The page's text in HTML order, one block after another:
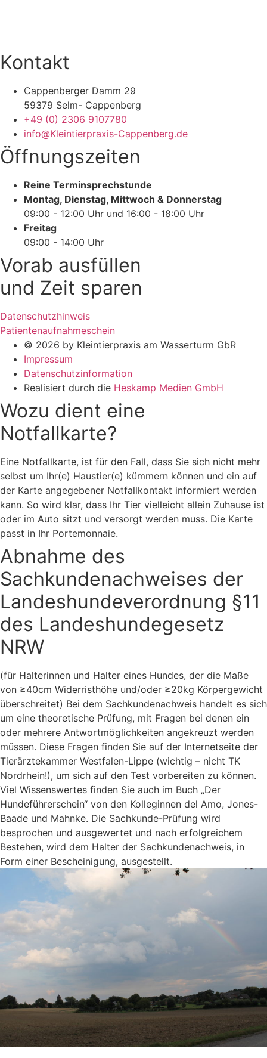
Kontakt
Cappenberger Damm 29
59379 Selm- Cappenberg
+49 (0) 2306 9107780
info@Kleintierpraxis-Cappenberg.de
Öffnungszeiten
Reine Terminsprechstunde
Montag, Dienstag, Mittwoch & Donnerstag
09:00 - 12:00 Uhr und 16:00 - 18:00 Uhr
Freitag
09:00 - 14:00 Uhr
Vorab ausfüllen
und Zeit sparen
Datenschutzhinweis
Patientenaufnahmeschein
© 2026 by Kleintierpraxis am Wasserturm GbR
Impressum
Datenschutzinformation
Realisiert durch die Heskamp Medien GmbH
Wozu dient eine
Notfallkarte?
Eine Notfallkarte, ist für den Fall, dass Sie sich nicht mehr
selbst um Ihr(e) Haustier(e) kümmern können und ein auf
der Karte angegebener Notfallkontakt informiert werden
kann. So wird klar, dass Ihr Tier vielleicht allein Zuhause ist
oder im Auto sitzt und versorgt werden muss. Die Karte
passt in Ihr Portemonnaie.
Abnahme des
Sachkundenachweises der
Landeshundeverordnung §11
des Landeshundegesetz
NRW
(für Halterinnen und Halter eines Hundes, der die Maße
von ≥40cm Widerristhöhe und/oder ≥20kg Körpergewicht
überschreitet) Bei dem Sachkundenachweis handelt es sich
um eine theoretische Prüfung, mit Fragen bei denen ein
oder mehrere Antwortmöglichkeiten angekreuzt werden
müssen. Diese Fragen finden Sie auf der Internetseite der
Tierärztekammer Westfalen-Lippe (wichtig – nicht TK
Nordrhein!), um sich auf den Test vorbereiten zu können.
Viel Wissenswertes finden Sie auch im Buch „Der
Hundeführerschein“ von den Kolleginnen del Amo, Jones-
Baade und Mahnke. Die Sachkunde-Prüfung wird
besprochen und ausgewertet und nach erfolgreichem
Bestehen, wird dem Halter der Sachkundenachweis, in
Form einer Bescheinigung, ausgestellt.